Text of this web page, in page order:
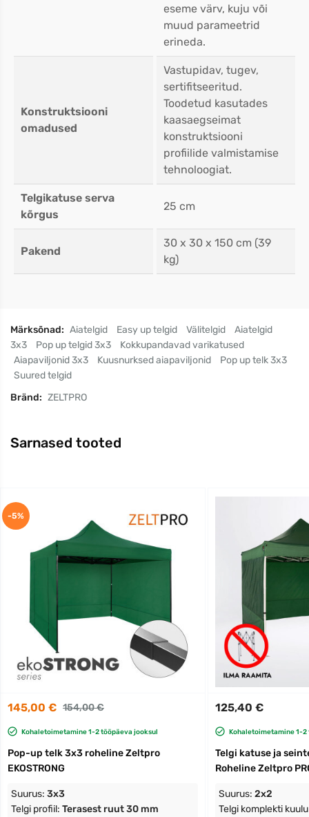
eseme värv, kuju või
muud parameetrid
erineda.
Konstruktsiooni
omadused
Vastupidav, tugev,
sertifitseeritud.
Toodetud kasutades
kaasaegseimat
konstruktsiooni
profiilide valmistamise
tehnoloogiat.
Telgikatuse serva
kõrgus
25 cm
Pakend
30 x 30 x 150 cm (39
kg)
Märksõnad: Aiatelgid Easy up telgid Välitelgid
Aiatelgid
3x3
Pop up telgid 3x3
Kokkupandavad varikatused
Aiapaviljonid 3x3
Kuusnurksed aiapaviljonid
Pop up telk 3x3
Suured telgid
Bränd: ZELTPRO
Sarnased tooted
145,00 € 154,00 €
Kohaletoimetamine 1-2 tööpäeva jooksul
Pop-up telk 3x3 roheline Zeltpro
EKOSTRONG
Suurus: 3x3
Telgi profiil: Terasest ruut 30 mm
-5%
125,40 €
Kohaletoimetamine 1-
Telgi katuse ja
Roheline Zeltpro
Suurus: 2x2
Telgi komplekti